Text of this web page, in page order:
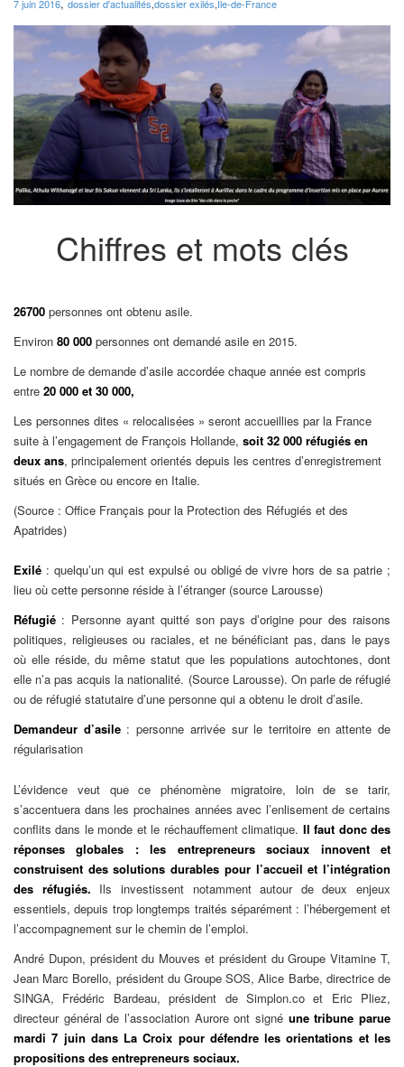
7 juin 2016 dossier d'actualités,dossier exilés,Ile-de-France
Chiffres et mots clés
26700 personnes ont obtenu asile.
Environ 80 000 personnes ont demandé asile en 2015.
Le nombre de demande d’asile accordée chaque année est compris
entre 20 000 et 30 000,
Les personnes dites « relocalisées » seront accueillies par la France
suite à l’engagement de François Hollande, soit 32 000 réfugiés en
deux ans, principalement orientés depuis les centres d’enregistrement
situés en Grèce ou encore en Italie.
(Source : Office Français pour la Protection des Réfugiés et des
Apatrides)
Exilé : quelqu’un qui est expulsé ou obligé de vivre hors de sa patrie ;
lieu où cette personne réside à l’étranger (source Larousse)
Réfugié : Personne ayant quitté son pays d’origine pour des raisons
politiques, religieuses ou raciales, et ne bénéficiant pas, dans le pays
où elle réside, du même statut que les populations autochtones, dont
elle n’a pas acquis la nationalité. (Source Larousse). On parle de réfugié
ou de réfugié statutaire d’une personne qui a obtenu le droit d’asile.
Demandeur d’asile: personne arrivée sur le territoire en attente de
régularisation
L’évidence veut que ce phénomène migratoire, loin de se tarir,
s’accentuera dans les prochaines années avec l’enlisement de certains
conflits dans le monde et le réchauffement climatique. Il faut donc des
réponses globales : les entrepreneurs sociaux innovent et
construisent des solutions durables pour l’accueil et l’intégration
des réfugiés. Ils investissent notamment autour de deux enjeux
essentiels, depuis trop longtemps traités séparément : l’hébergement et
l’accompagnement sur le chemin de l’emploi.
André Dupon, président du Mouves et président du Groupe Vitamine T,
Jean Marc Borello, président du Groupe SOS, Alice Barbe, directrice de
SINGA, Frédéric Bardeau, président de Simplon.co et Eric Pliez,
directeur général de l’association Aurore ont signé une tribune parue
mardi 7 juin dans La Croix pour défendre les orientations et les
propositions des entrepreneurs sociaux.